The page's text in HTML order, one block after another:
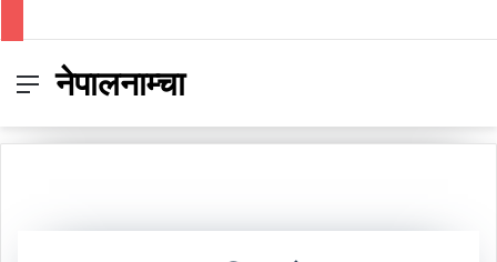
Menu
नेपालनाम्चा